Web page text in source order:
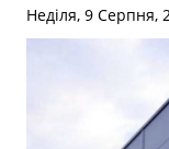
Неділя, 9 Серпня,